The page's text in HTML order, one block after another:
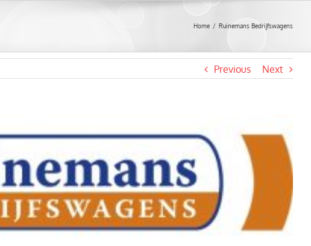
Home / Ruinemans Bedrijfswagens
Previous Next